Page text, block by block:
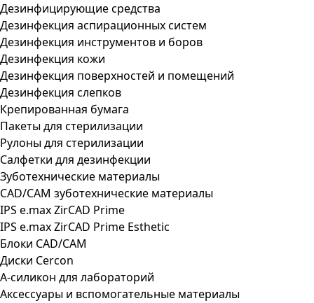
Дезинфицирующие средства
Дезинфекция аспирационных систем
Дезинфекция инструментов и боров
Дезинфекция кожи
Дезинфекция поверхностей и помещений
Дезинфекция слепков
Крепированная бумага
Пакеты для стерилизации
Рулоны для стерилизации
Салфетки для дезинфекции
Зуботехнические материалы
CAD/CAM зуботехнические материалы
IPS e.max ZirCAD Prime
IPS e.max ZirCAD Prime Esthetic
Блоки CAD/CAM
Диски Cercon
А-силикон для лабораторий
Аксессуары и вспомогательные материалы